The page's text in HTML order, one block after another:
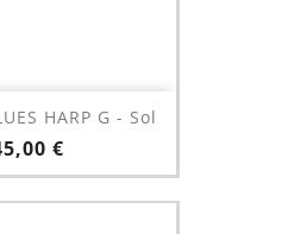
HARP G - Sol
€